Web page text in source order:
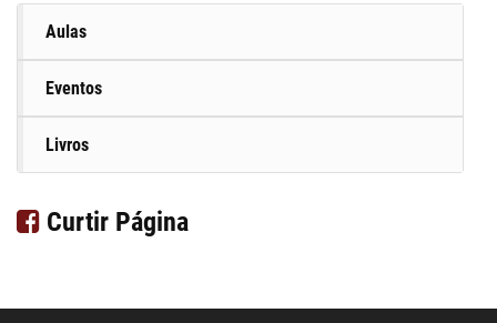
Aulas
Eventos
Livros
Curtir Página